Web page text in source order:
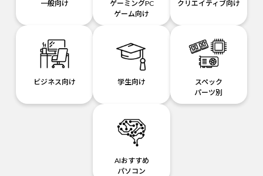
一般向け
ゲーミングPC
ゲーム向け
クリエイティブ向け
ビジネス向け 学生向け
スペック
パーツ別
AIおすすめ
パソコン